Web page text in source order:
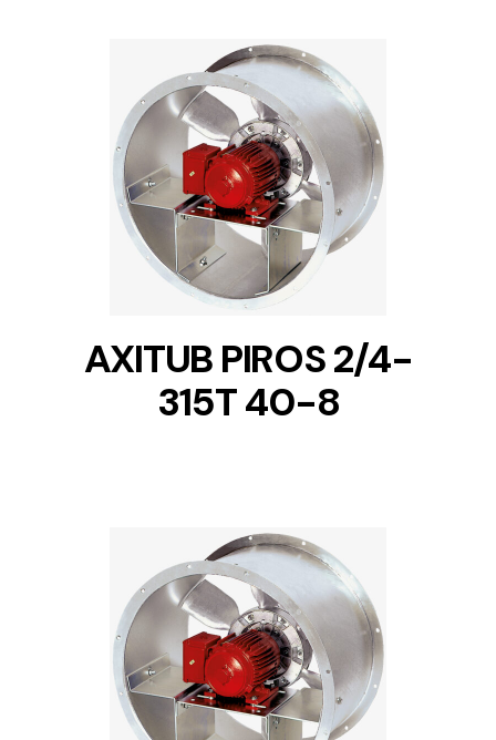
DETAILS
AXITUB PIROS 2/4-
315T 40-8
DETAILS